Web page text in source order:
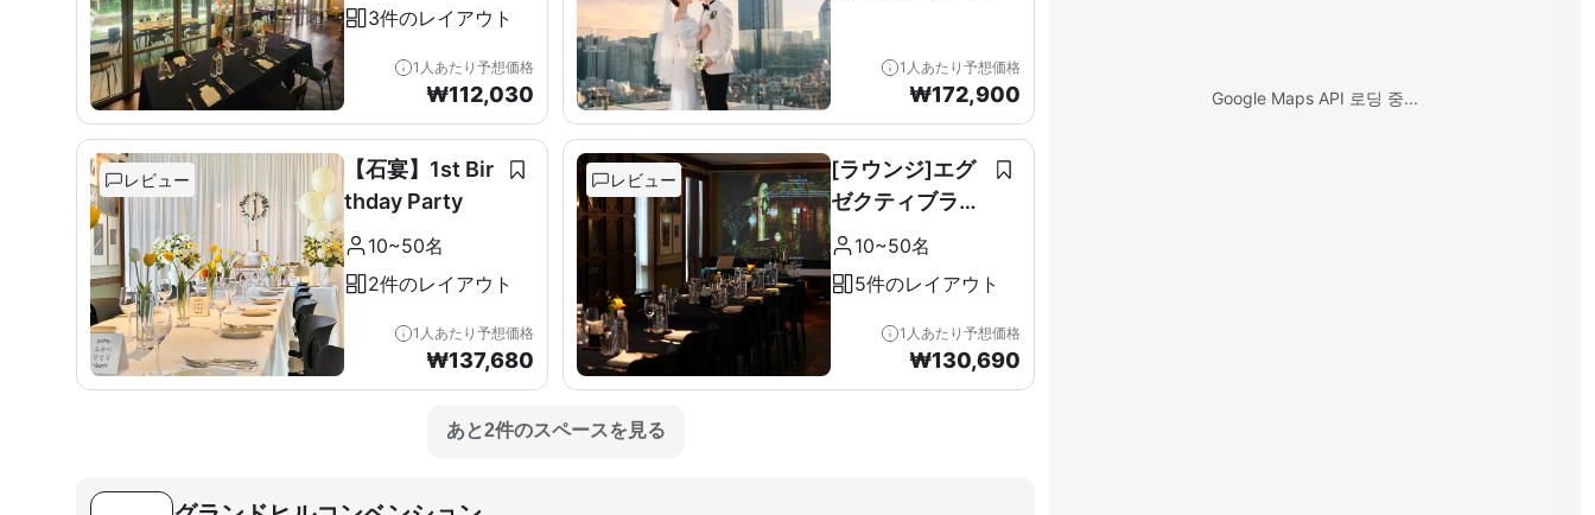
3件のレイアウト
1人あたり予想価格
₩112,030
1人あたり予想価格
₩172,900
レビュー
【石宴】1st Bir
thday Party
10~50名
2件のレイアウト
1人あたり予想価格
₩137,680
レビュー
[ラウンジ]エグ
ゼクティブラウ
ンジ＆テラス全
10~50名
5件のレイアウト
1人あたり予想価格
₩130,690
あと2件のスペースを見る
Google Maps API 로딩 중...